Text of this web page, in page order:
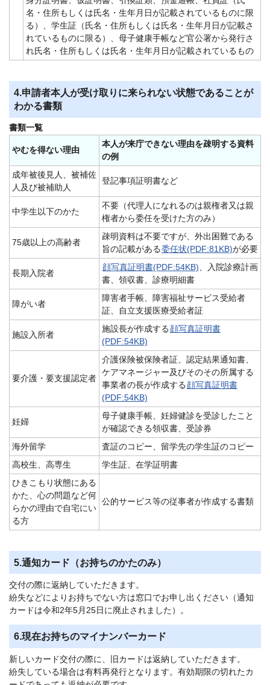
名・住所もしくは氏名・生年月日が記載されているものに限
る）、学生証（氏名・住所もしくは氏名・生年月日が記載さ
れているものに限る）、母子健康手帳など官公署から発行さ
れ氏名・住所もしくは氏名・生年月日が記載されているもの
4.申請者本人が受け取りに来られない状態であることが
わかる書類
書類一覧
やむを得ない理由
本人が来庁できない理由を疎明する資料
の例
成年被後見人、被補佐
人及び被補助人
登記事項証明書など
中学生以下のかた
不要（代理人になれるのは親権者又は親
権者から委任を受けた方のみ）
75歳以上の高齢者
疎明資料は不要ですが、外出困難である
旨の記載がある委任状(PDF:81KB)が必要
長期入院者
顔写真証明書(PDF:54KB) 、入院診療計画
書、領収書、診療明細書
障がい者
障害者手帳、障害福祉サービス受給者
証、自立支援医療受給者証
施設入所者
施設長が作成する 顔写真証明書
(PDF:54KB)
要介護・要支援認定者
介護保険被保険者証、認定結果通知書、
ケアマネージャー及びそのその所属する
事業者の長が作成する 顔写真証明書
(PDF:54KB)
妊婦
母子健康手帳、妊婦健診を受診したこと
が確認できる領収書、受診券
海外留学
査証のコピー、留学先の学生証のコピー
高校生、高専生
学生証、在学証明書
ひきこもり状態にある
かた、心の問題など何
らかの理由で自宅にい
る方
公的サービス等の従事者が作成する書類
5.通知カード（お持ちのかたのみ）
交付の際に返納していただきます。
紛失などによりお持ちでない方は窓口でお申し出ください（通知
カードは令和2年5月25日に廃止されました）。
6.現在お持ちのマイナンバーカード
新しいカード交付の際に、旧カードは返納していただきます。
紛失している場合は有料再発行となります。有効期限の切れたカ